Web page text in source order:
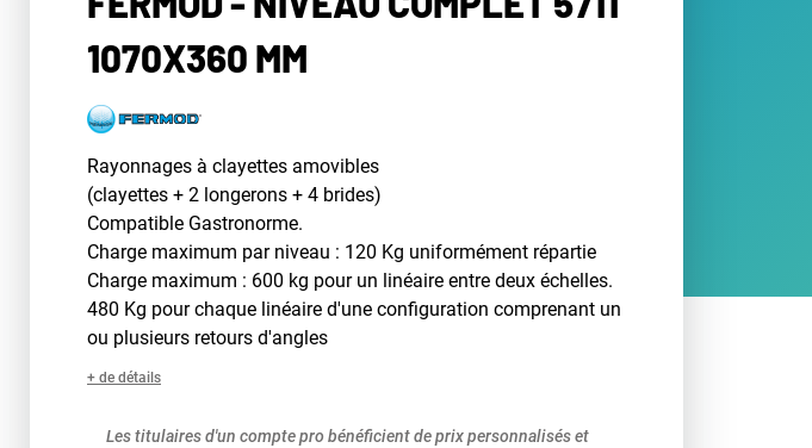
1070X360 MM
Rayonnages à clayettes amovibles
(clayettes + 2 longerons + 4 brides)
Compatible Gastronorme.
Charge maximum par niveau : 120 Kg uniformément répartie
Charge maximum : 600 kg pour un linéaire entre deux échelles.
480 Kg pour chaque linéaire d'une configuration comprenant un
ou plusieurs retours d'angles
+ de détails
Les titulaires d'un compte pro bénéficient de prix personnalisés et